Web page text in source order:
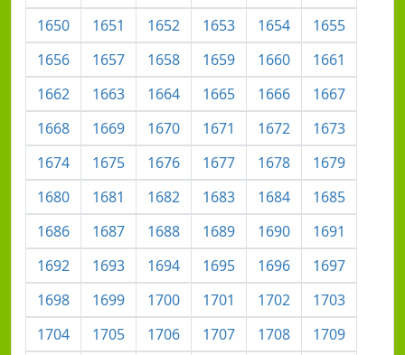
1650
1651 1652 1653 1654
1655
1656
1657 1658 1659 1660
1661
1662
1663 1664 1665 1666
1667
1668
1669 1670 1671 1672
1673
1674
1675 1676 1677 1678
1679
1680
1681 1682 1683 1684
1685
1686
1687 1688 1689 1690
1691
1692
1693 1694 1695 1696
1697
1698
1699 1700 1701 1702
1703
1704
1705 1706 1707 1708
1709